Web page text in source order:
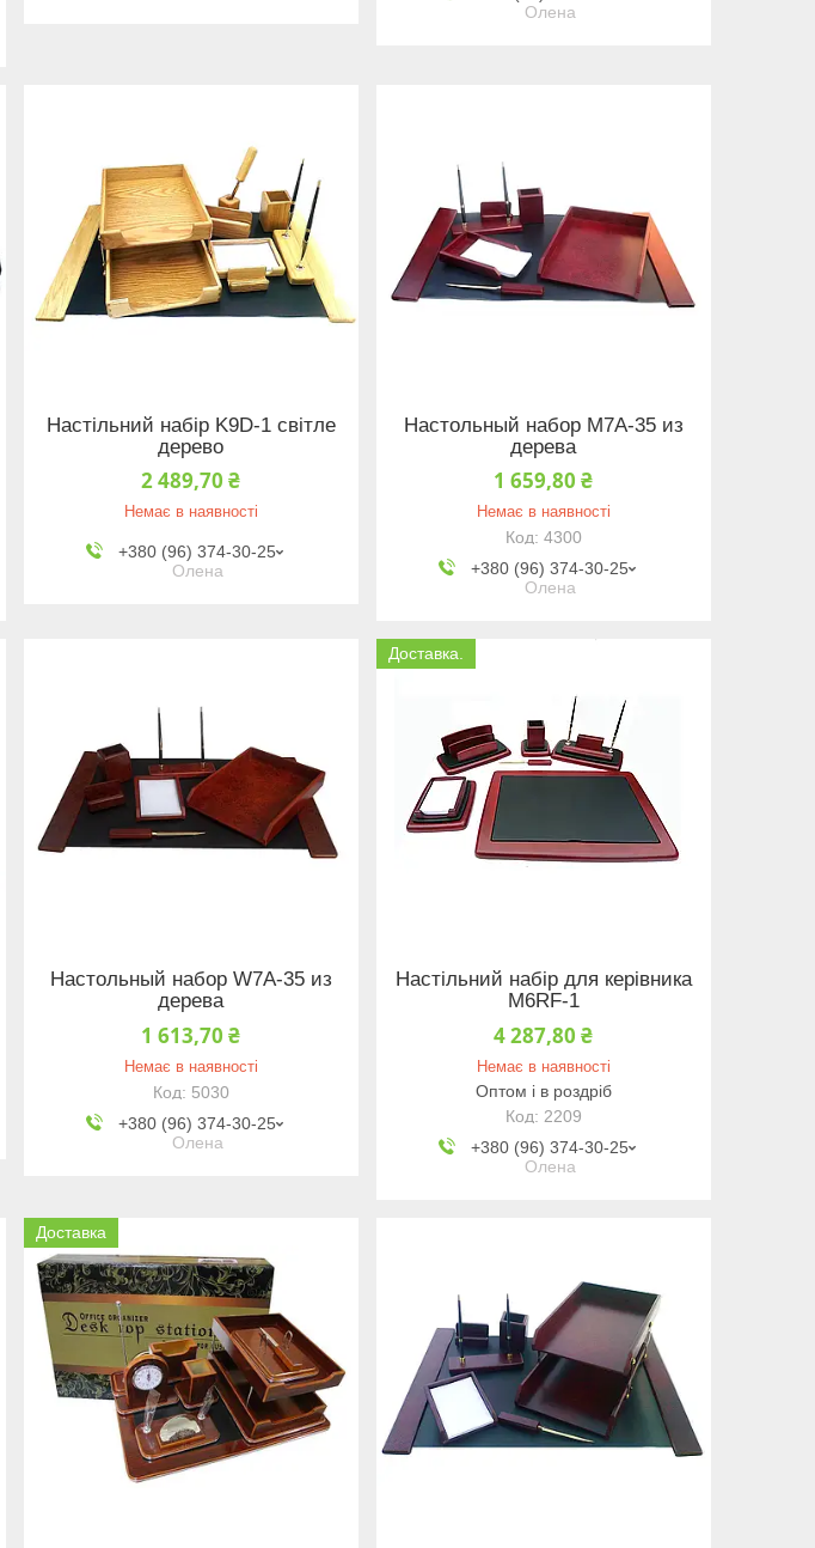
Олена
Настільний набір K9D-1 світле
дерево
2 489,70 ₴
Немає в наявності
+380 (96) 374-30-25
Олена
Настольный набор М7А-35 из
дерева
1 659,80 ₴
Немає в наявності
4300
+380 (96) 374-30-25
Олена
Настольный набор W7А-35 из
дерева
1 613,70 ₴
Немає в наявності
5030
+380 (96) 374-30-25
Олена
Доставка.
Настільний набір для керівника
M6RF-1
4 287,80 ₴
Немає в наявності
Оптом і в роздріб
2209
+380 (96) 374-30-25
Олена
Доставка